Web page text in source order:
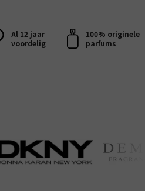
Al 12 jaar
voordelig
100% originele
parfums